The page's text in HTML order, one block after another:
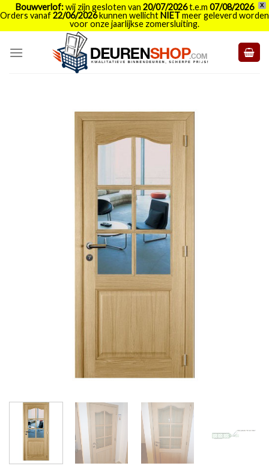
X
Bouwverlof:wij zijn gesloten van 20/07/2026t.e.m 07/08/2026
Orders vanaf22/06/2026kunnen wellichtNIETmeer geleverd worden
voor onze jaarlijkse zomersluiting.